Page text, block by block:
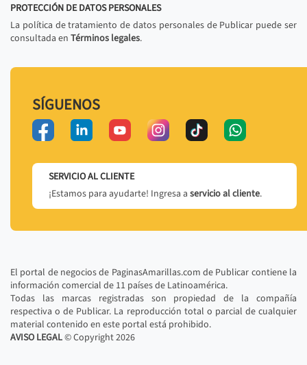
PROTECCIÓN DE DATOS PERSONALES
La política de tratamiento de datos personales de Publicar puede ser
consultada en Términos legales.
SÍGUENOS
SERVICIO AL CLIENTE
¡Estamos para ayudarte! Ingresa a servicio al cliente.
El portal de negocios de PaginasAmarillas.com de Publicar contiene la
información comercial de 11 países de Latinoamérica.
Todas las marcas registradas son propiedad de la compañía
respectiva o de Publicar. La reproducción total o parcial de cualquier
material contenido en este portal está prohibido.
AVISO LEGAL© Copyright2026